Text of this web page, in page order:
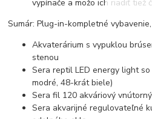
vypínače a možo ich riadiť tiež
Sumár: Plug-in-kompletné
Akvaterárium s vypuklou
stenou
Sera reptil LED energy light
modré, 48-krát biele)
Sera fil 120 akváriový
Sera akvarijné regulovateľné